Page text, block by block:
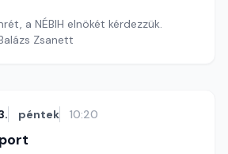
a NÉBIH elnökét kérdezzük.
Zsanett
péntek 10:20